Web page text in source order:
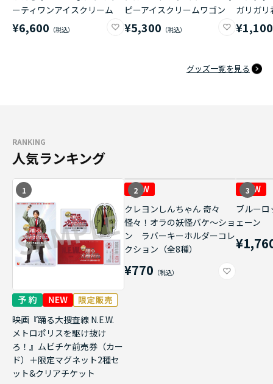
ーティワンアイスクリーム
¥6,600
ピーアイスクリームワゴン
¥5,300
ガリガ
¥1,100
グッズ一覧を見る
RANKING
人気ランキング
1
映画『踊る大捜査線 N.E.W.
メトロポリスを駆け抜け
ろ！』ムビチケ前売券（カー
ド）＋限定マグネット2種セ
ット&クリアチケット
2
クレヨンしんちゃん 奇々
怪々！オラの妖怪バケ～ショ
ン ラバーキーホルダーコレ
クション（全8種）
¥770
3
ブルー
ェーン